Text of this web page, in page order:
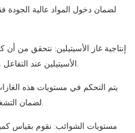
لضمان دخول المواد عالية الجودة
إنتاجية غاز الأسيتيلين: نتحقق من أن
الأسيتيلين عند التفاعل مع الماء، مما يلبي متطلبات الصناعة.
لضمان التشغيل الآمن والحفاظ على جودة المنتج.
مستويات الشوائب: نقوم بقياس